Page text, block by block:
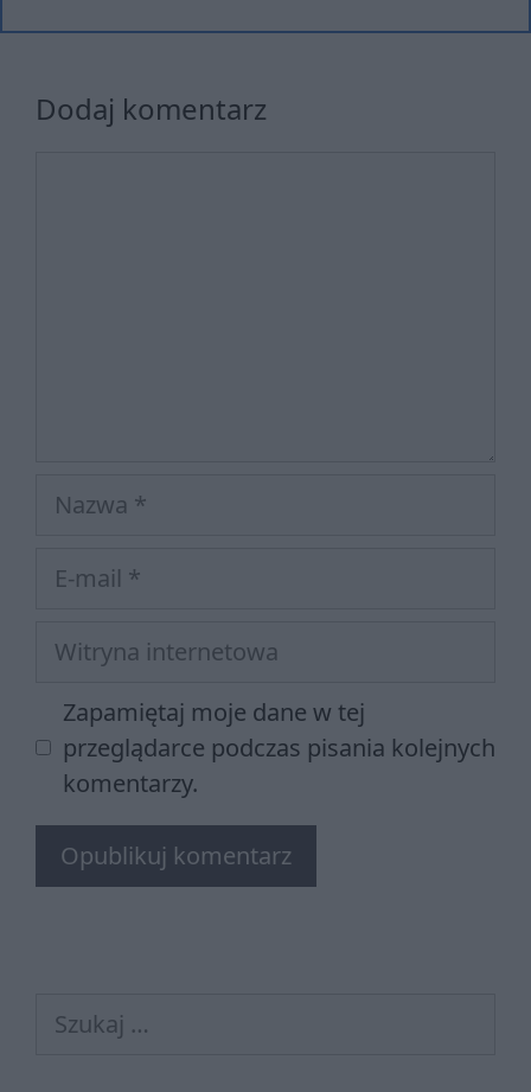
Dodaj komentarz
Nazwa
Witryna
internetowa
Zapamiętaj moje dane w tej
przeglądarce podczas pisania kolejnych
komentarzy.